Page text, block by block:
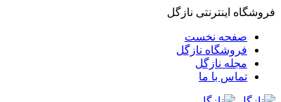
فروشگاه اینترنتی نازگل
صفحه نخست
فروشگاه نازگل
مجله نازگل
تماس با ما